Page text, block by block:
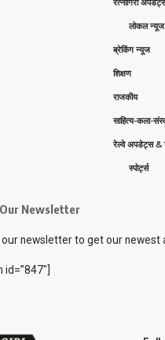
लोकल न्यूज
ब्रेकिंग न्यूज
शिक्षण
राजकीय
साहित्य-कला-
रेल्वे अपडेट्स &
स्पोर्ट्स
Newsletter
newsletter to get our newest
id=”847″]